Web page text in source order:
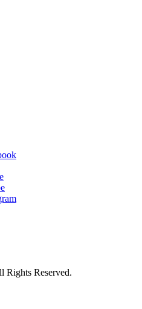
Rights Reserved.